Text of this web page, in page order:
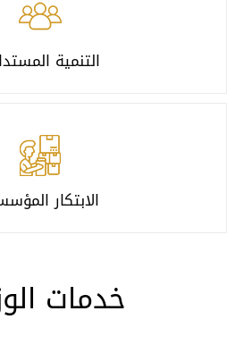
التنمية
الابتكار
خدمات